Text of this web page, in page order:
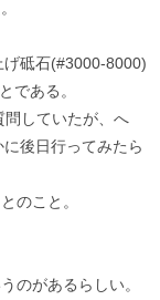
砥石(#3000-8000)
である。
していたが、へ
後日行ってみたら
のこと。
のがあるらしい。